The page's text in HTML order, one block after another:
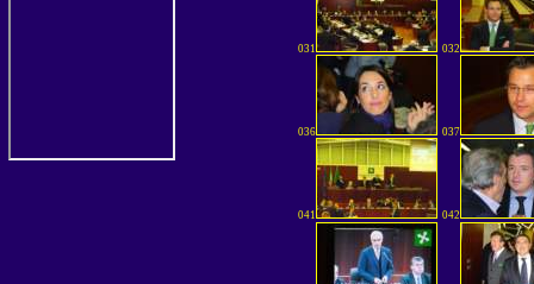
031 032
036 037
041 042